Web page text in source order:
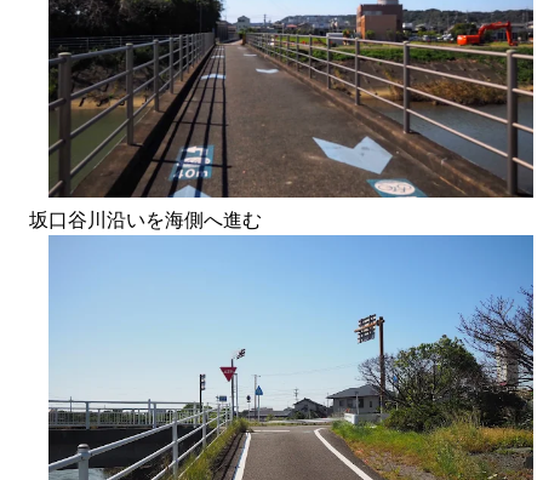
坂口谷川沿いを海側へ進む